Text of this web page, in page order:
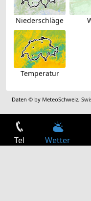
Niederschläge
Temperatur
Daten © by MeteoSchweiz,
Tel Wetter